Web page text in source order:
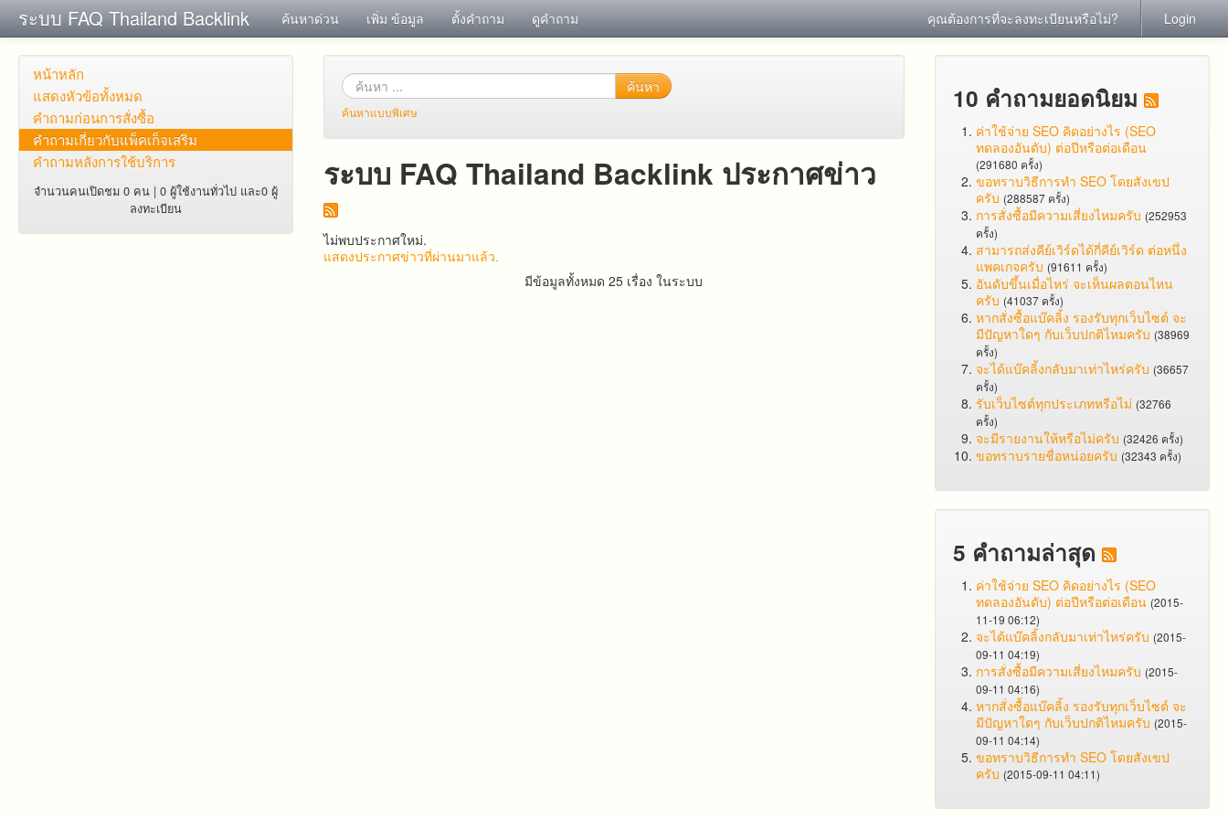
ระบบ FAQ Thailand Backlink ค้นหาด่วน เพิ่ม ข้อมูล ตั้งคำถาม ดูคำถาม คุณต้องการที่จะลงทะเบียนหรือไม่? Login
หน้าหลัก
แสดงหัวข้อทั้งหมด
คำถาม​ก่อน​การ​สั่งซื้อ​
คำถาม​เกี่ยว​กับ​แพ็คเก็จ​เสริม
คำถามหลังการใช้บริการ
จำนวนคนเปิดชม 0 คน | 0 ผู้ใช้งานทั่วไป และ0 ผู้
ลงทะเบียน
ค้นหา
ค้นหาแบบพิเศษ
ระบบ FAQ Thailand Backlink ประกาศข่าว
ไม่พบประกาศใหม่.
แสดงประกาศข่าวที่ผ่านมาแล้ว.
มีข้อมูลทั้งหมด 25 เรื่อง ในระบบ
10 คำถามยอดนิยม
ค่าใช้จ่าย SEO คิดอย่างไร (SEO
ทดลองอันดับ) ต่อปีหรือต่อเดือน
(291680 ครั้ง)
ขอทราบวิธีการทำ SEO โดยสังเขป
ครับ (288587 ครั้ง)
การสั่งซื้อมีความเสี่ยงไหมครับ (252953
ครั้ง)
สามารถส่งคีย์เวิร์ดได้กี่คีย์เวิร์ด ต่อหนึ่ง
แพคเกจครับ (91611 ครั้ง)
อันดับขึ้นเมื่อไหร่ จะเห็นผลตอนไหน
ครับ (41037 ครั้ง)
หากสั่งซื้อแบ๊คลิ้ง รองรับทุกเว็บไซต์ จะ
มีปัญหาใดๆ กับเว็บปกติไหมครับ (38969
ครั้ง)
จะได้แบ๊คลิ้งกลับมาเท่าไหร่ครับ (36657
ครั้ง)
รับเว็บไซต์ทุกประเภทหรือไม่ (32766
ครั้ง)
จะมีรายงานให้หรือไม่ครับ (32426 ครั้ง)
ขอทราบรายชื่อหน่อยครับ (32343 ครั้ง)
5 คำถามล่าสุด
ค่าใช้จ่าย SEO คิดอย่างไร (SEO
ทดลองอันดับ) ต่อปีหรือต่อเดือน (2015-
11-19 06:12)
จะได้แบ๊คลิ้งกลับมาเท่าไหร่ครับ (2015-
09-11 04:19)
การสั่งซื้อมีความเสี่ยงไหมครับ (2015-
09-11 04:16)
หากสั่งซื้อแบ๊คลิ้ง รองรับทุกเว็บไซต์ จะ
มีปัญหาใดๆ กับเว็บปกติไหมครับ (2015-
09-11 04:14)
ขอทราบวิธีการทำ SEO โดยสังเขป
ครับ (2015-09-11 04:11)